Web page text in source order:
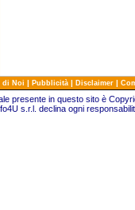
di Noi | Pubblicità | Disclaimer |
presente in questo sito è
s.r.l. declina ogni